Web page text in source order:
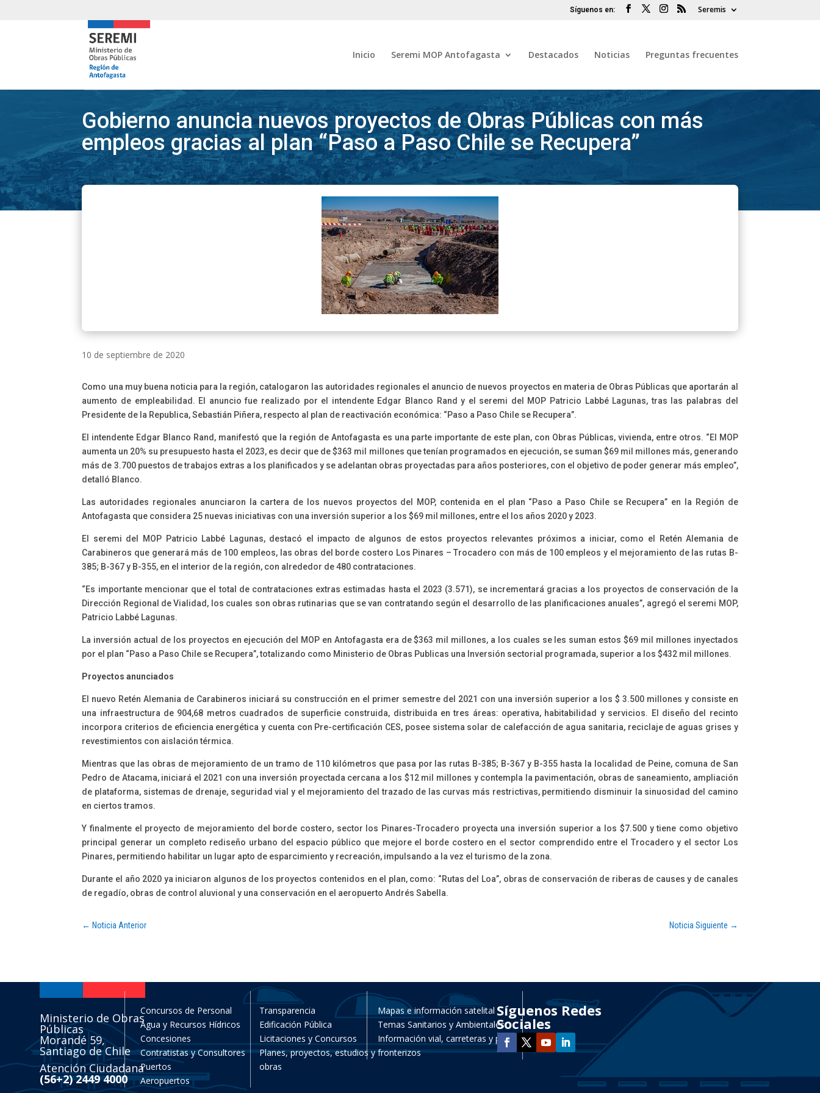
Seremis
Inicio Seremi MOP Antofagasta Destacados Noticias Preguntas frecuentes
Gobierno anuncia nuevos proyectos de Obras Públicas con más
empleos gracias al plan “Paso a Paso Chile se Recupera”
10 de septiembre de 2020
Como una muy buena noticia para la región, catalogaron las autoridades regionales el anuncio de nuevos proyectos en materia de Obras Públicas que aportarán al
aumento de empleabilidad. El anuncio fue realizado por el intendente Edgar Blanco Rand y el seremi del MOP Patricio Labbé Lagunas, tras las palabras del
Presidente de la Republica, Sebastián Piñera, respecto al plan de reactivación económica: “Paso a Paso Chile se Recupera”.
El intendente Edgar Blanco Rand, manifestó que la región de Antofagasta es una parte importante de este plan, con Obras Públicas, vivienda, entre otros. “El MOP
aumenta un 20% su presupuesto hasta el 2023, es decir que de $363 mil millones que tenían programados en ejecución, se suman $69 mil millones más, generando
más de 3.700 puestos de trabajos extras a los planificados y se adelantan obras proyectadas para años posteriores, con el objetivo de poder generar más empleo”,
detalló Blanco.
Las autoridades regionales anunciaron la cartera de los nuevos proyectos del MOP, contenida en el plan “Paso a Paso Chile se Recupera” en la Región de
Antofagasta que considera 25 nuevas iniciativas con una inversión superior a los $69 mil millones, entre el los años 2020 y 2023.
El seremi del MOP Patricio Labbé Lagunas, destacó el impacto de algunos de estos proyectos relevantes próximos a iniciar, como el Retén Alemania de
Carabineros que generará más de 100 empleos, las obras del borde costero Los Pinares – Trocadero con más de 100 empleos y el mejoramiento de las rutas B-
385; B-367 y B-355, en el interior de la región, con alrededor de 480 contrataciones.
“Es importante mencionar que el total de contrataciones extras estimadas hasta el 2023 (3.571), se incrementará gracias a los proyectos de conservación de la
Dirección Regional de Vialidad, los cuales son obras rutinarias que se van contratando según el desarrollo de las planificaciones anuales”, agregó el seremi MOP,
Patricio Labbé Lagunas.
La inversión actual de los proyectos en ejecución del MOP en Antofagasta era de $363 mil millones, a los cuales se les suman estos $69 mil millones inyectados
por el plan “Paso a Paso Chile se Recupera”, totalizando como Ministerio de Obras Publicas una Inversión sectorial programada, superior a los $432 mil millones.
Proyectos anunciados
El nuevo Retén Alemania de Carabineros iniciará su construcción en el primer semestre del 2021 con una inversión superior a los $ 3.500 millones y consiste en
una infraestructura de 904,68 metros cuadrados de superficie construida, distribuida en tres áreas: operativa, habitabilidad y servicios. El diseño del recinto
incorpora criterios de eficiencia energética y cuenta con Pre-certificación CES, posee sistema solar de calefacción de agua sanitaria, reciclaje de aguas grises y
revestimientos con aislación térmica.
Mientras que las obras de mejoramiento de un tramo de 110 kilómetros que pasa por las rutas B-385; B-367 y B-355 hasta la localidad de Peine, comuna de San
Pedro de Atacama, iniciará el 2021 con una inversión proyectada cercana a los $12 mil millones y contempla la pavimentación, obras de saneamiento, ampliación
de plataforma, sistemas de drenaje, seguridad vial y el mejoramiento del trazado de las curvas más restrictivas, permitiendo disminuir la sinuosidad del camino
en ciertos tramos.
Y finalmente el proyecto de mejoramiento del borde costero, sector los Pinares-Trocadero proyecta una inversión superior a los $7.500 y tiene como objetivo
principal generar un completo rediseño urbano del espacio público que mejore el borde costero en el sector comprendido entre el Trocadero y el sector Los
Pinares, permitiendo habilitar un lugar apto de esparcimiento y recreación, impulsando a la vez el turismo de la zona.
Durante el año 2020 ya iniciaron algunos de los proyectos contenidos en el plan, como: “Rutas del Loa”, obras de conservación de riberas de causes y de canales
de regadío, obras de control aluvional y una conservación en el aeropuerto Andrés Sabella.
← Noticia Anterior Noticia Siguiente →
Ministerio de Obras
Públicas
Morandé 59,
Santiago de Chile
Atención Ciudadana
(56+2) 2449 4000
Concursos de Personal
Agua y Recursos Hídricos
Concesiones
Contratistas y Consultores
Puertos
Aeropuertos
Transparencia
Edificación Pública
Licitaciones y Concursos
Planes, proyectos, estudios y
obras
Mapas e información satelital
Temas Sanitarios y Ambientales
Información vial, carreteras y pasos
fronterizos
Síguenos Redes
Sociales